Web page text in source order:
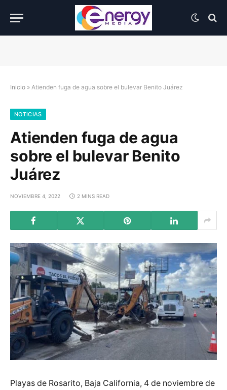
Inicio » Atienden fuga de agua sobre el bulevar Benito Juárez
NOTICIAS
Atienden fuga de agua
sobre el bulevar Benito
Juárez
NOVIEMBRE 4, 2022 2 MINS READ
Playas de Rosarito, Baja California, 4 de noviembre de